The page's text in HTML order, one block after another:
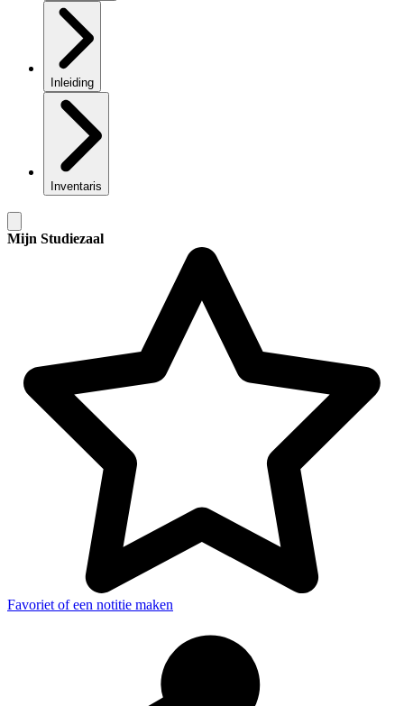
Inleiding
Inventaris
Mijn Studiezaal
Favoriet of een notitie maken